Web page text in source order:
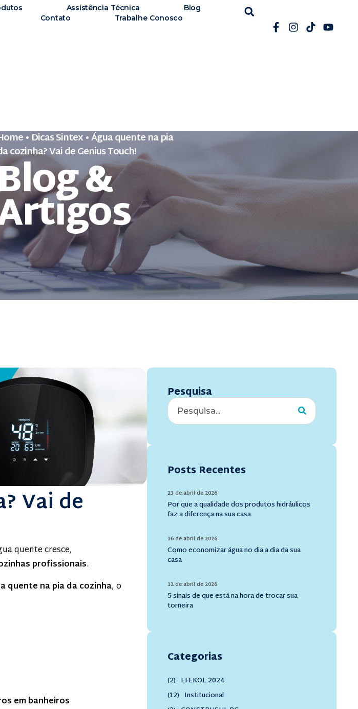
Assistência Técnica
Blog
Contato Trabalhe Conosco
• Dicas Sintex•Água quente na pia
cozinha? Vai de Genius Touch!
&
Vai de
quente cresce,
profissionais.
quente na pia da cozinha, o
em banheiros
Pesquisa
Posts Recentes
Por que a qualidade dos produtos hidráulicos
faz a diferença na sua casa
23 de abril de 2026
Como economizar água no dia a dia da sua
casa
16 de abril de 2026
5 sinais de que está na hora de trocar sua
torneira
12 de abril de 2026
Categorias
EFEKOL 2024
(2)
Institucional
(12)